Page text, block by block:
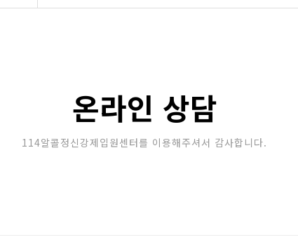
온라인 상담
114알콜정신강제입원센터를 이용해주셔서 감사합니다.